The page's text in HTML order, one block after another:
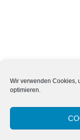
Wir verwenden Cookies,
optimieren.
Proudly powered by